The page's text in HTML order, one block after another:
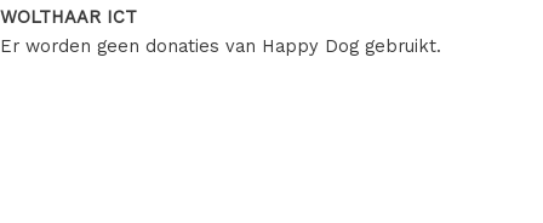
WOLTHAAR ICT
Er worden geen donaties van Happy Dog gebruikt.